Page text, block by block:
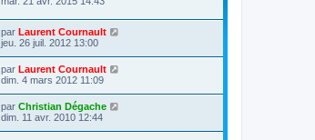
par Laurent Cournault
jeu. 26 juil. 2012 13:00
par Laurent Cournault
dim. 4 mars 2012 11:09
par Christian Dégache
dim. 11 avr. 2010 12:44